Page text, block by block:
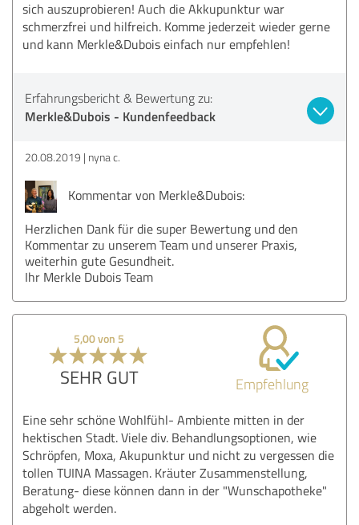
sich auszuprobieren! Auch die Akkupunktur war
schmerzfrei und hilfreich. Komme jederzeit wieder gerne
und kann Merkle&Dubois einfach nur empfehlen!
Erfahrungsbericht & Bewertung zu:
Merkle&Dubois - Kundenfeedback
20.08.2019 nyna c.
Kommentar von Merkle&Dubois:
Herzlichen Dank für die super Bewertung und den
Kommentar zu unserem Team und unserer Praxis,
weiterhin gute Gesundheit.
Ihr Merkle Dubois Team
5,00 von 5
SEHR GUT Empfehlung
Eine sehr schöne Wohlfühl- Ambiente mitten in der
hektischen Stadt. Viele div. Behandlungsoptionen, wie
Schröpfen, Moxa, Akupunktur und nicht zu vergessen die
tollen TUINA Massagen. Kräuter Zusammenstellung,
Beratung- diese können dann in der "Wunschapotheke"
abgeholt werden.